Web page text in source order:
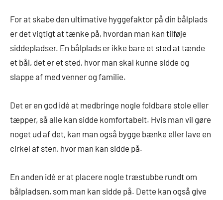
For at skabe den ultimative hyggefaktor på din bålplads
er det vigtigt at tænke på, hvordan man kan tilføje
siddepladser. En bålplads er ikke bare et sted at tænde
et bål, det er et sted, hvor man skal kunne sidde og
slappe af med venner og familie.
Det er en god idé at medbringe nogle foldbare stole eller
tæpper, så alle kan sidde komfortabelt. Hvis man vil gøre
noget ud af det, kan man også bygge bænke eller lave en
cirkel af sten, hvor man kan sidde på.
En anden idé er at placere nogle træstubbe rundt om
bålpladsen, som man kan sidde på. Dette kan også give